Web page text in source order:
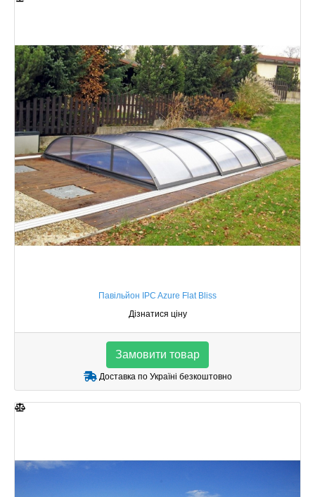
Павільйон IPC Azure Flat Bliss
Дізнатися ціну
Замовити товар
Доставка по Україні безкоштовно